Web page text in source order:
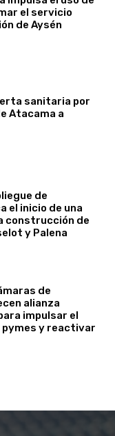
el servicio
de Aysén
sanitaria por
Atacama a
de
el inicio de una
construcción de
y Palena
de
alianza
impulsar el
y reactivar